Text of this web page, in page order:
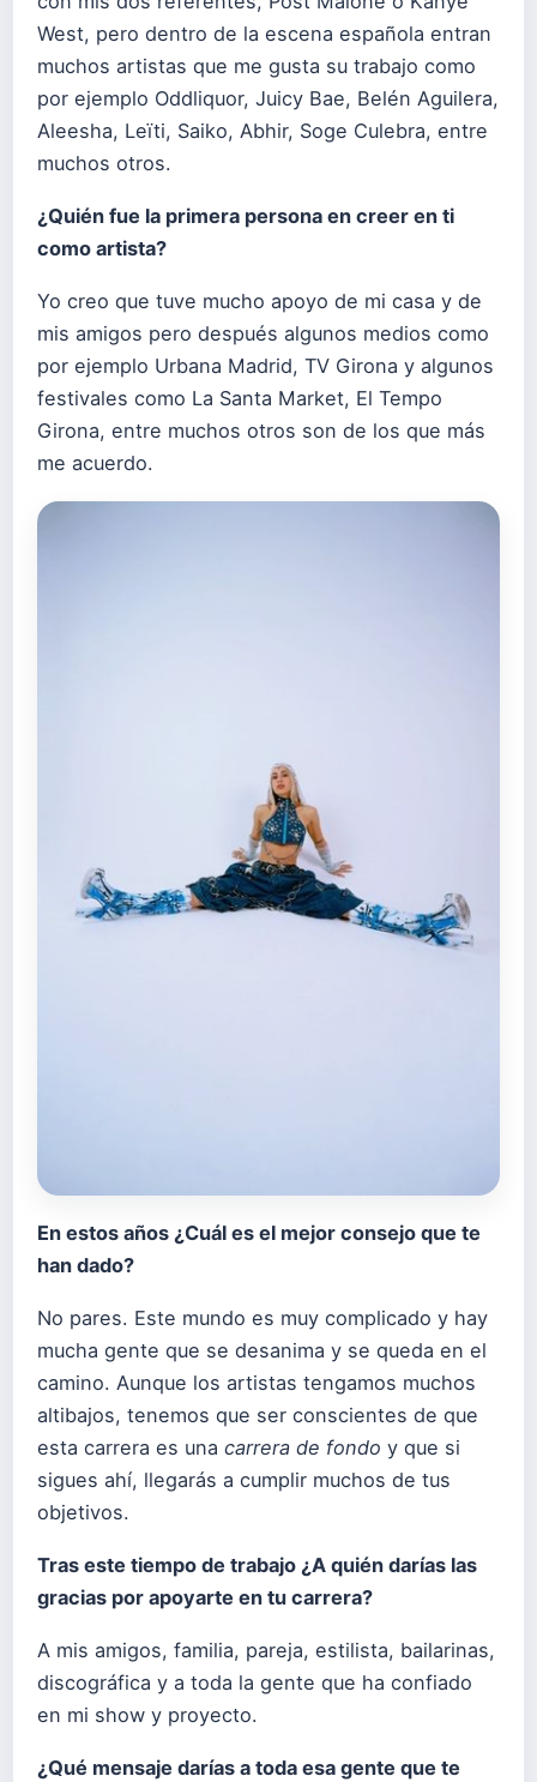
West, pero dentro de la escena española entran
muchos artistas que me gusta su trabajo como
por ejemplo Oddliquor, Juicy Bae, Belén Aguilera,
Aleesha, Leïti, Saiko, Abhir, Soge Culebra, entre
muchos otros.
¿Quién fue la primera persona en creer en ti
como artista?
Yo creo que tuve mucho apoyo de mi casa y de
mis amigos pero después algunos medios como
por ejemplo Urbana Madrid, TV Girona y algunos
festivales como La Santa Market, El Tempo
Girona, entre muchos otros son de los que más
me acuerdo.
En estos años ¿Cuál es el mejor consejo que te
han dado?
No pares. Este mundo es muy complicado y hay
mucha gente que se desanima y se queda en el
camino. Aunque los artistas tengamos muchos
altibajos, tenemos que ser conscientes de que
esta carrera es una carrera de fondo y que si
sigues ahí, llegarás a cumplir muchos de tus
objetivos.
Tras este tiempo de trabajo ¿A quién darías las
gracias por apoyarte en tu carrera?
A mis amigos, familia, pareja, estilista, bailarinas,
discográfica y a toda la gente que ha confiado
en mi show y proyecto.
¿Qué mensaje darías a toda esa gente que te